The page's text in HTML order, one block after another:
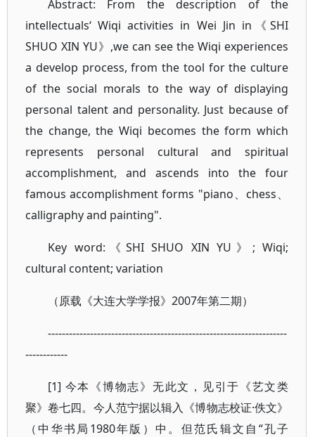
Abstract: From the description of the
intellectuals‘ Wiqi activities in Wei Jin in《SHI
SHUO XIN YU》,we can see the Wiqi experiences
a develop process, from the tool for the culture
of the social morals to the way of displaying
personal talent and personality. Just because of
the change, the Wiqi becomes the form which
represents personal cultural and spiritual
accomplishment, and ascends into the four
famous accomplishment forms "piano、chess、
calligraphy and painting".
Key word:《SHI SHUO XIN YU》; Wiqi;
cultural content; variation
（原载《大连大学学报》2007年第二期）
--------------------------------------------------------------------
------------
[1] 今本《博物志》无此文，见引于《艺文类
聚》卷七四。今人范宁据以辑入《博物志校证·佚文》
（中华书局1980年版）中。但范氏辑文自“孔子